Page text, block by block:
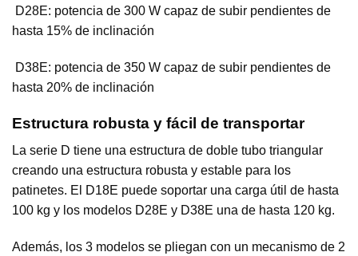
 D28E: potencia de 300 W capaz de subir pendientes de
hasta 15% de inclinación
 D38E: potencia de 350 W capaz de subir pendientes de
hasta 20% de inclinación
Estructura robusta y fácil de transportar
La serie D tiene una estructura de doble tubo triangular
creando una estructura robusta y estable para los
patinetes. El D18E puede soportar una carga útil de hasta
100 kg y los modelos D28E y D38E una de hasta 120 kg.
Además, los 3 modelos se pliegan con un mecanismo de 2